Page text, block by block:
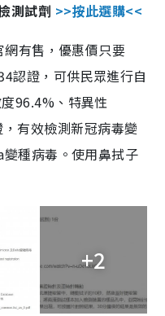
測試劑 >>按此選購<<
有售，優惠價只要
認證，可供民眾進行自
96.4%、特異性
有效檢測新冠病毒變
種病毒。使用鼻拭子
+2